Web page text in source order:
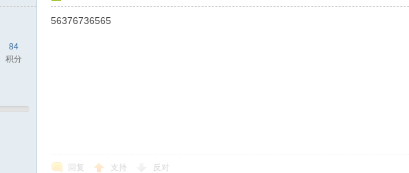
84
积分
56376736565
回复 支持 反对